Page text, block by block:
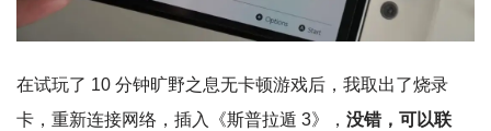
在试玩了 10 分钟旷野之息无卡顿游戏后，我取出了烧录
卡，重新连接网络，插入《斯普拉遁 3》， 没错，可以联